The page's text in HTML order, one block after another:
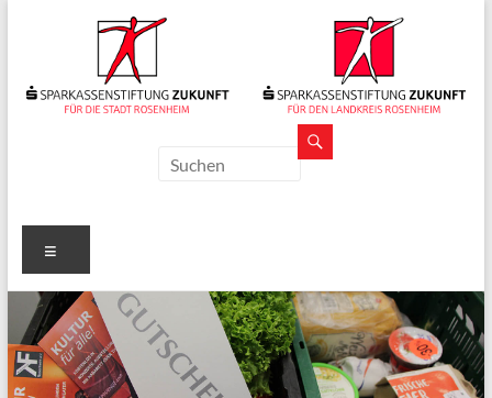
Sparkassenstiftungen
Für
Stadt
und
Landkreis
Rosenheim